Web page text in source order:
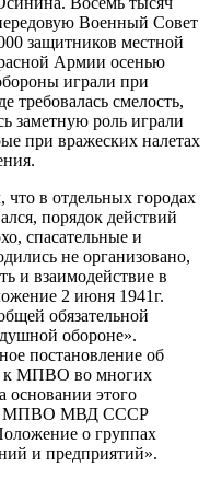
Военный Совет
защитников местной
Армии осенью
играли при
требовалась смелость,
заметную роль играли
при вражеских налетах
в отдельных городах
порядок действий
спасательные и
не организовано,
и взаимодействие в
2 июня 1941г.
обязательной
обороне».
постановление об
к МПВО во многих
этого
МПВО МВД СССР
о группах
и предприятий».